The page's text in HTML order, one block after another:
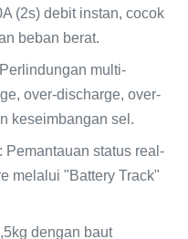
Dibutuhkan
Lebih
tinggi
(2s) debit instan, cocok
beban berat.
multi-
over-discharge, over-
keseimbangan sel.
: Pemantauan status real-
melalui "Battery Track"
dengan baut